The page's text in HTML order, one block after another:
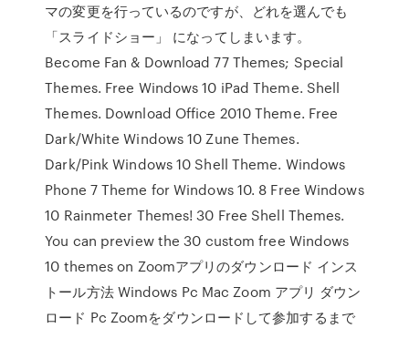
マの変更を行っているのですが、どれを選んでも
「スライドショー」 になってしまいます。
Become Fan & Download 77 Themes; Special
Themes. Free Windows 10 iPad Theme. Shell
Themes. Download Office 2010 Theme. Free
Dark/White Windows 10 Zune Themes.
Dark/Pink Windows 10 Shell Theme. Windows
Phone 7 Theme for Windows 10. 8 Free Windows
10 Rainmeter Themes! 30 Free Shell Themes.
You can preview the 30 custom free Windows
10 themes on Zoomアプリのダウンロード インス
トール方法 Windows Pc Mac Zoom アプリ ダウン
ロード Pc Zoomをダウンロードして参加するまで